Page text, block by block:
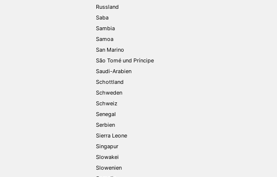
Russland
Saba
Sambia
Samoa
San Marino
São Tomé und Príncipe
Saudi-Arabien
Schottland
Schweden
Schweiz
Senegal
Serbien
Sierra Leone
Singapur
Slowakei
Slowenien